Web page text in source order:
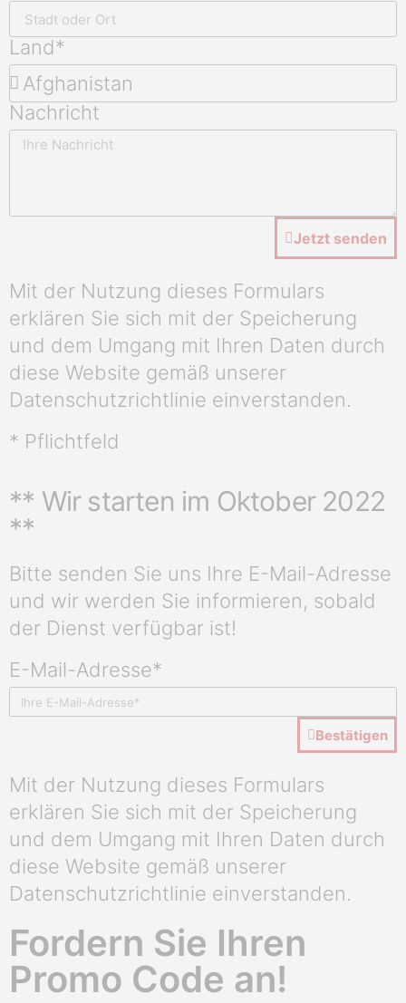
Land*
Nachricht
Jetzt senden
Mit der Nutzung dieses Formulars
erklären Sie sich mit der Speicherung
und dem Umgang mit Ihren Daten durch
diese Website gemäß unserer
Datenschutzrichtlinie einverstanden.
* Pflichtfeld
** Wir starten im Oktober 2022
**
Bitte senden Sie uns Ihre E-Mail-Adresse
und wir werden Sie informieren, sobald
der Dienst verfügbar ist!
E-Mail-Adresse*
Bestätigen
Mit der Nutzung dieses Formulars
erklären Sie sich mit der Speicherung
und dem Umgang mit Ihren Daten durch
diese Website gemäß unserer
Datenschutzrichtlinie einverstanden.
Fordern Sie Ihren
Promo Code an!